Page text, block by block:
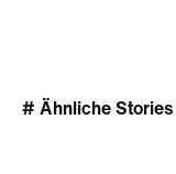
# Ähnliche Stories